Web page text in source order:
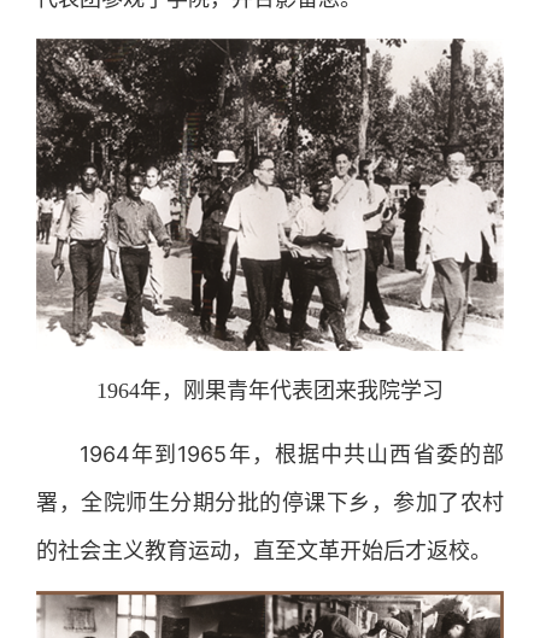
1964年，刚果青年代表团来我院学习
1964年到1965年，根据中共山西省委的部
署，全院师生分期分批的停课下乡，参加了农村
的社会主义教育运动，直至文革开始后才返校。